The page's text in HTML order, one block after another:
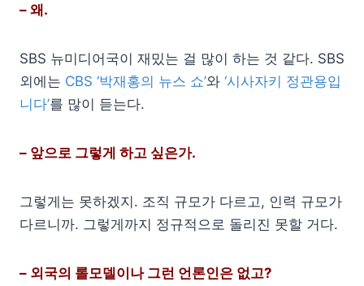
– 왜.
SBS 뉴미디어국이 재밌는 걸 많이 하는 것 같다. SBS
외에는 CBS ‘박재홍의 뉴스 쇼’와 ‘시사자키 정관용입
니다’를 많이 듣는다.
– 앞으로 그렇게 하고 싶은가.
그렇게는 못하겠지. 조직 규모가 다르고, 인력 규모가
다르니까. 그렇게까지 정규적으로 돌리진 못할 거다.
– 외국의 롤모델이나 그런 언론인은 없고?